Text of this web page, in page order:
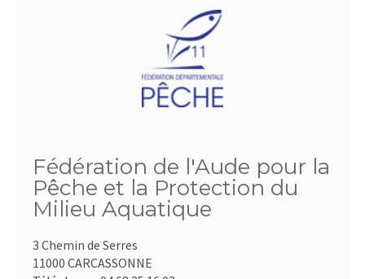
Fédération de l'Aude pour la
Pêche et la Protection du
Milieu Aquatique
3 Chemin de Serres
11000 CARCASSONNE